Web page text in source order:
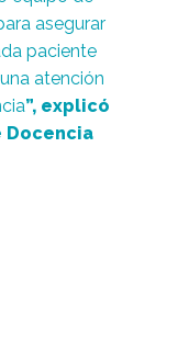
asegurar
paciente
atención
”, explicó
Docencia